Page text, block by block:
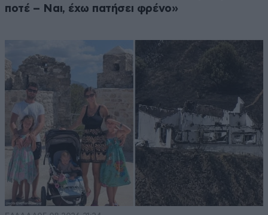
ποτέ – Ναι, έχω πατήσει φρένο»